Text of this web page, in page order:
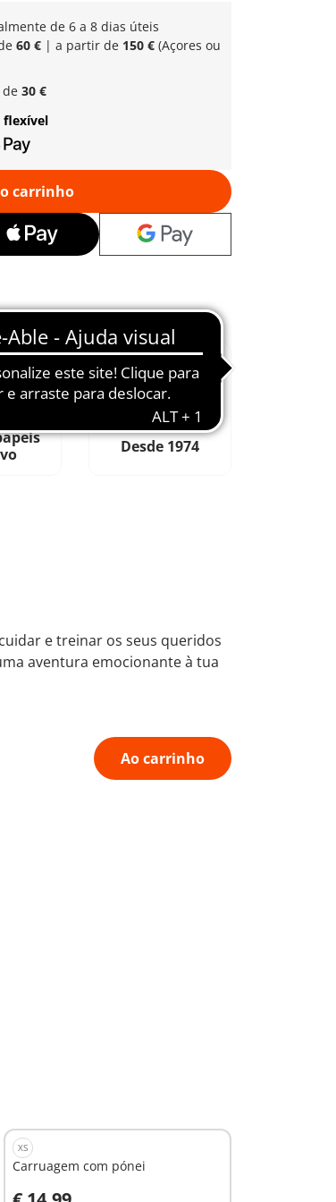
de 6 a 8 dias úteis
60 €| a partir de 150 €(Açores ou
30 €
flexível
carrinho
Desde 1974
e treinar os seus queridos
aventura emocionante à tua
Ao carrinho
XS
Carruagem com pónei